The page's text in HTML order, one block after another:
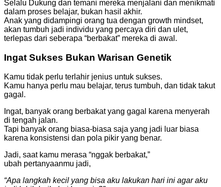
Selalu Dukung dan temani mereka menjalani dan menikmati
dalam proses belajar, bukan hasil akhir.
Anak yang didampingi orang tua dengan growth mindset,
akan tumbuh jadi individu yang percaya diri dan ulet,
terlepas dari seberapa “berbakat” mereka di awal.
Ingat Sukses Bukan Warisan Genetik
Kamu tidak perlu terlahir jenius untuk sukses.
Kamu hanya perlu mau belajar, terus tumbuh, dan tidak takut
gagal.
Ingat, banyak orang berbakat yang gagal karena menyerah
di tengah jalan.
Tapi banyak orang biasa-biasa saja yang jadi luar biasa
karena konsistensi dan pola pikir yang benar.
Jadi, saat kamu merasa “nggak berbakat,”
ubah pertanyaanmu jadi,
“Apa langkah kecil yang bisa aku lakukan hari ini agar aku